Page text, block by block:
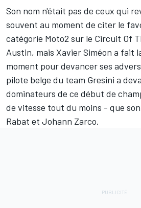
Son nom n'était pas de ceux qui
souvent au moment de citer le
catégorie Moto2 sur le Circuit Of
Austin, mais Xavier Siméon a fait
moment pour devancer ses
pilote belge du team Gresini a
dominateurs de ce début de
de vitesse tout du moins - que
Rabat et Johann Zarco.